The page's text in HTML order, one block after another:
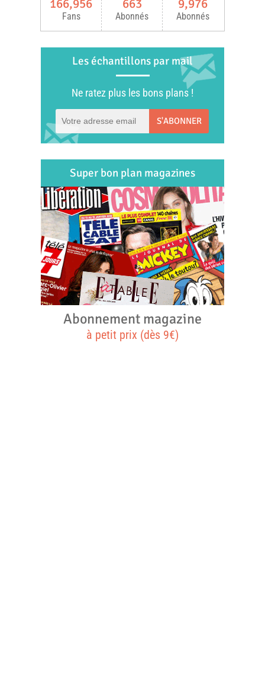
166,956
Fans
663
Abonnés
9,976
Abonnés
Les échantillons par mail
Ne ratez plus les bons plans !
S'ABONNER
Super bon plan magazines
Abonnement magazine
à petit prix (dès 9€)